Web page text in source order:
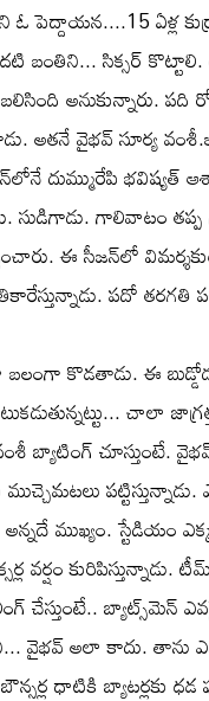
పెద్దాయన....15 ఏళ్ల
బంతిని... సిక్సర్
అనుకున్నారు. పది
అతనే వైభవ్ సూర్య
దుమ్మురేపి భవిష్యత్‌
గాలివాటం తప్ప
ఈ సీజన్‌లో
పదో తరగతి
కొడతాడు. ఈ
చాలా
బ్యాటింగ్‌ చూస్తుంటే.
ముచ్చెమటలు
ముఖ్యం. స్టేడియం
వర్షం
బ్యాట్స్‌మెన్‌
వైభవ్‌ అలా కాదు. తాను
ధాటికి బ్యాటర్లకు ధడ